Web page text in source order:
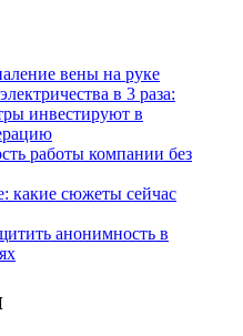
вены на руке
в 3 раза:
инвестируют в
работы компании без
какие сюжеты сейчас
анонимность в